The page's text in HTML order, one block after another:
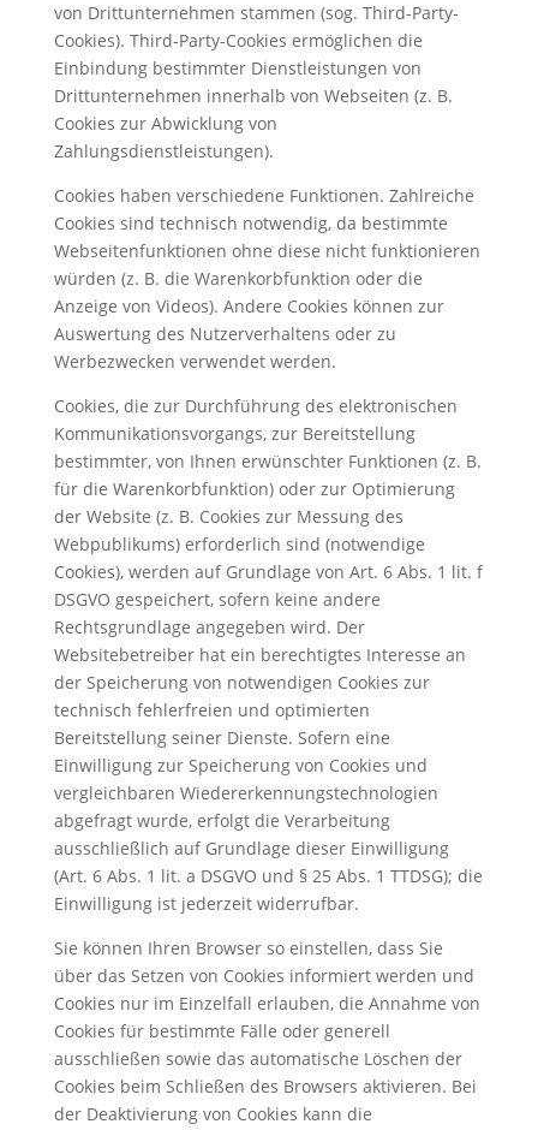
von Drittunternehmen stammen (sog. Third-Party-
Cookies). Third-Party-Cookies ermöglichen die
Einbindung bestimmter Dienstleistungen von
Drittunternehmen innerhalb von Webseiten (z. B.
Cookies zur Abwicklung von
Zahlungsdienstleistungen).
Cookies haben verschiedene Funktionen. Zahlreiche
Cookies sind technisch notwendig, da bestimmte
Webseitenfunktionen ohne diese nicht funktionieren
würden (z. B. die Warenkorbfunktion oder die
Anzeige von Videos). Andere Cookies können zur
Auswertung des Nutzerverhaltens oder zu
Werbezwecken verwendet werden.
Cookies, die zur Durchführung des elektronischen
Kommunikationsvorgangs, zur Bereitstellung
bestimmter, von Ihnen erwünschter Funktionen (z. B.
für die Warenkorbfunktion) oder zur Optimierung
der Website (z. B. Cookies zur Messung des
Webpublikums) erforderlich sind (notwendige
Cookies), werden auf Grundlage von Art. 6 Abs. 1 lit. f
DSGVO gespeichert, sofern keine andere
Rechtsgrundlage angegeben wird. Der
Websitebetreiber hat ein berechtigtes Interesse an
der Speicherung von notwendigen Cookies zur
technisch fehlerfreien und optimierten
Bereitstellung seiner Dienste. Sofern eine
Einwilligung zur Speicherung von Cookies und
vergleichbaren Wiedererkennungstechnologien
abgefragt wurde, erfolgt die Verarbeitung
ausschließlich auf Grundlage dieser Einwilligung
(Art. 6 Abs. 1 lit. a DSGVO und § 25 Abs. 1 TTDSG); die
Einwilligung ist jederzeit widerrufbar.
Sie können Ihren Browser so einstellen, dass Sie
über das Setzen von Cookies informiert werden und
Cookies nur im Einzelfall erlauben, die Annahme von
Cookies für bestimmte Fälle oder generell
ausschließen sowie das automatische Löschen der
Cookies beim Schließen des Browsers aktivieren. Bei
der Deaktivierung von Cookies kann die